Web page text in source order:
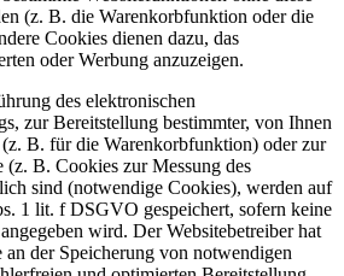
(z. B. die Warenkorbfunktion oder die
Cookies dienen dazu, das
oder Werbung anzuzeigen.
des elektronischen
zur Bereitstellung bestimmter, von Ihnen
B. für die Warenkorbfunktion) oder zur
(z. B. Cookies zur Messung des
sind (notwendige Cookies), werden auf
1 lit. f DSGVO gespeichert, sofern keine
wird. Der Websitebetreiber hat
an der Speicherung von notwendigen